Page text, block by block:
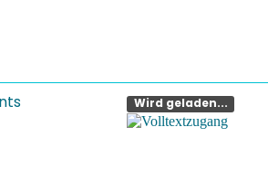
Wird geladen...